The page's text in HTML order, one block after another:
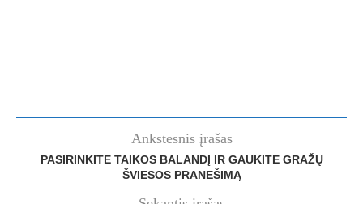
Ankstesnis įrašas
PASIRINKITE TAIKOS BALANDĮ IR GAUKITE GRAŽŲ
ŠVIESOS PRANEŠIMĄ